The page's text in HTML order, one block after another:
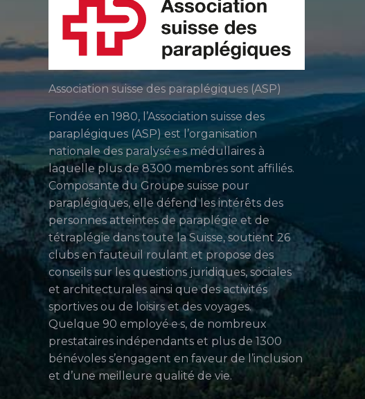
Association suisse des paraplégiques (ASP)
Fondée en 1980, l’Association suisse des
paraplégiques (ASP) est l’organisation
nationale des paralysé·e·s médullaires à
laquelle plus de 8300 membres sont affiliés.
Composante du Groupe suisse pour
paraplégiques, elle défend les intérêts des
personnes atteintes de paraplégie et de
tétraplégie dans toute la Suisse, soutient 26
clubs en fauteuil roulant et propose des
conseils sur les questions juridiques, sociales
et architecturales ainsi que des activités
sportives ou de loisirs et des voyages.
Quelque 90 employé·e·s, de nombreux
prestataires indépendants et plus de 1300
bénévoles s’engagent en faveur de l’inclusion
et d’une meilleure qualité de vie.